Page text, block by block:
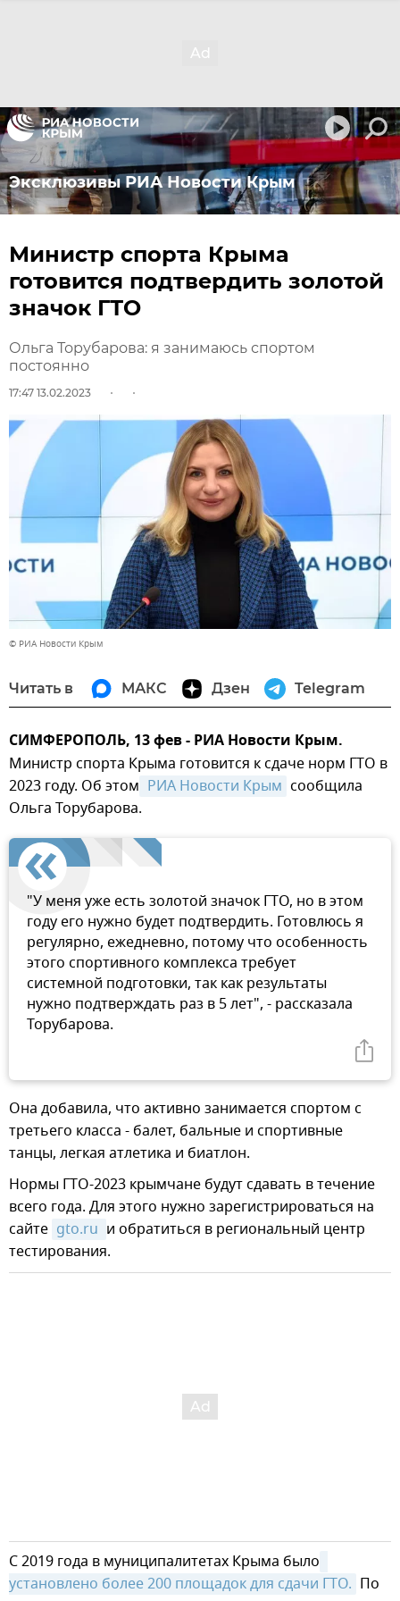
Эксклюзивы РИА Новости Крым
Министр спорта Крыма
готовится подтвердить золотой
значок ГТО
Ольга Торубарова: я занимаюсь спортом
постоянно
17:47 13.02.2023
© РИА Новости Крым
Читать в МАКС Дзен Telegram
СИМФЕРОПОЛЬ, 13 фев - РИА Новости Крым.
Министр спорта Крыма готовится к сдаче норм ГТО в
2023 году. Об этом РИА Новости Крым сообщила
Ольга Торубарова.
"У меня уже есть золотой значок ГТО, но в этом
году его нужно будет подтвердить. Готовлюсь я
регулярно, ежедневно, потому что особенность
этого спортивного комплекса требует
системной подготовки, так как результаты
нужно подтверждать раз в 5 лет", - рассказала
Торубарова.
Она добавила, что активно занимается спортом с
третьего класса - балет, бальные и спортивные
танцы, легкая атлетика и биатлон.
Нормы ГТО-2023 крымчане будут сдавать в течение
всего года. Для этого нужно зарегистрироваться на
сайте gto.ru и обратиться в региональный центр
тестирования.
С 2019 года в муниципалитетах Крыма было
установлено более 200 площадок для сдачи ГТО. По